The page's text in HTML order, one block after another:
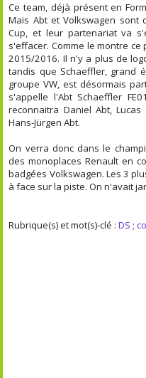
Ce team, déjà présent en
Mais Abt et Volkswagen sont
Cup, et leur partenariat va
s'effacer. Comme le montre
2015/2016. Il n'y a plus de
tandis que Schaeffler, grand
groupe VW, est désormais
s'appelle l'Abt Schaeffler
reconnaitra Daniel Abt,
Hans-Jürgen Abt.
On verra donc dans le
des monoplaces Renault en
badgées Volkswagen. Les 3
à face sur la piste. On n'avait
Rubrique(s) et mot(s)-clé :DS ;